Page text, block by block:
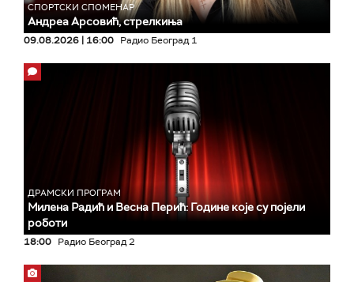
СПОРТСКИ СПОМЕНАР
Андреа Арсовић, стрелкиња
09.08.2026 | 16:00 Радио Београд 1
ДРАМСКИ ПРОГРАМ
Милена Радић и Весна Перић: Године које су појели
роботи
18:00 Радио Београд 2